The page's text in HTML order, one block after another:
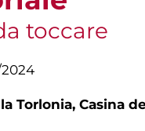
toccare
2024
Torlonia, Casina